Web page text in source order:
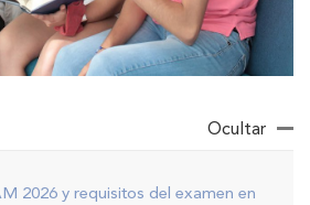
Ocultar
2026 y requisitos del examen en